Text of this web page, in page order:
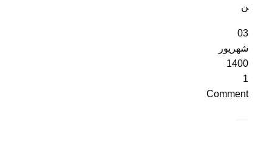
ن
03
شهریور
1400
1
Comment